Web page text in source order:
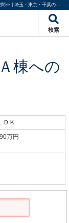
お問合せフォーム｜ペットと一緒に新生活！９階南向きで陽光たっぷり住空間☆ | 埼玉・東京・千葉の不動産のことならME不動産埼京
検索
棟への
ＤＫ
万円